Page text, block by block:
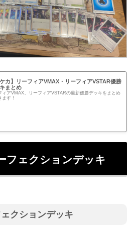
ケカ】リーフィアVMAX・リーフィアVSTAR優勝
まとめ
ィアVMAX、リーフィアVSTARの最新優勝デッキをまとめ
ます！
フェクションデッキ
クションデッキ